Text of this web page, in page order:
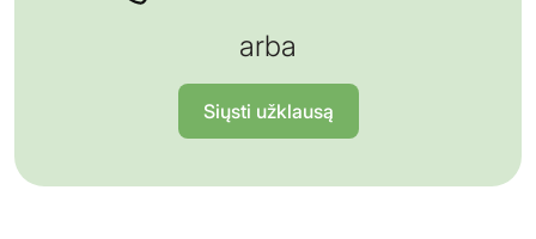
arba
Siųsti užklausą